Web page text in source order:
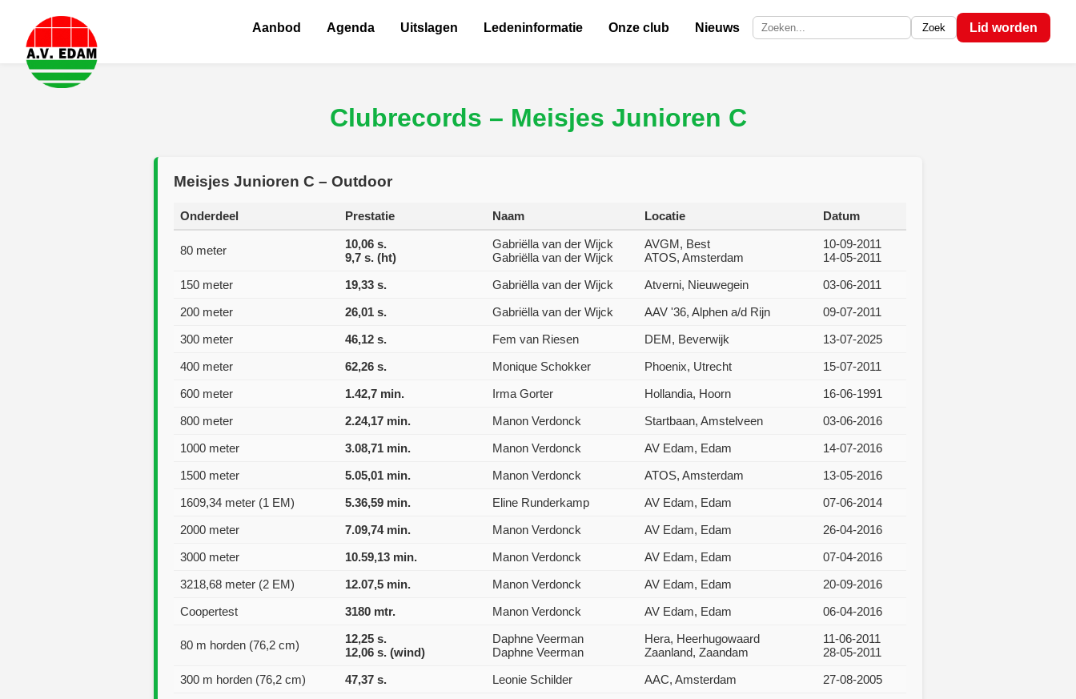
Aanbod Agenda Uitslagen Ledeninformatie Onze club Nieuws Zoek op de site Zoek Lid worden
Clubrecords – Meisjes Junioren C
Meisjes Junioren C – Outdoor
Onderdeel Prestatie Naam Locatie Datum
80 meter
10,06 s.
9,7 s. (ht)
Gabriëlla van der Wijck
Gabriëlla van der Wijck
AVGM, Best
ATOS, Amsterdam
10-09-2011
14-05-2011
150 meter
19,33 s. Gabriëlla van der Wijck Atverni, Nieuwegein
03-06-2011
200 meter
26,01 s. Gabriëlla van der Wijck AAV '36, Alphen a/d Rijn
09-07-2011
300 meter
46,12 s. Fem van Riesen DEM, Beverwijk
13-07-2025
400 meter
62,26 s. Monique Schokker Phoenix, Utrecht
15-07-2011
600 meter
1.42,7 min. Irma Gorter Hollandia, Hoorn
16-06-1991
800 meter
2.24,17 min. Manon Verdonck Startbaan, Amstelveen
03-06-2016
1000 meter
3.08,71 min. Manon Verdonck AV Edam, Edam
14-07-2016
1500 meter
5.05,01 min. Manon Verdonck ATOS, Amsterdam
13-05-2016
1609,34 meter (1 EM)
5.36,59 min. Eline Runderkamp AV Edam, Edam
07-06-2014
2000 meter
7.09,74 min. Manon Verdonck AV Edam, Edam
26-04-2016
3000 meter
10.59,13 min. Manon Verdonck AV Edam, Edam
07-04-2016
3218,68 meter (2 EM)
12.07,5 min. Manon Verdonck AV Edam, Edam
20-09-2016
Coopertest
3180 mtr. Manon Verdonck AV Edam, Edam 06-04-2016
80 m horden (76,2 cm)
12,25 s.
12,06 s. (wind)
Daphne Veerman
Daphne Veerman
Hera, Heerhugowaard
Zaanland, Zaandam
11-06-2011
28-05-2011
300 m horden (76,2 cm)
47,37 s. Leonie Schilder AAC, Amsterdam
27-08-2005